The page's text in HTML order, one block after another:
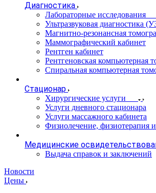
Диагностика
Лабораторные исследования
Ультразвуковая диагностика
Магнитно-резонансная
Маммографический кабинет
Рентген кабинет
Рентгеновская компьютерная
Спиральная компьютерная
Стационар
Хирургические услуги
Услуги дневного стационара
Услуги массажного кабинета
Физиолечение, физиотерапия
Медицинские
Выдача справок и заключений
Новости
Цены